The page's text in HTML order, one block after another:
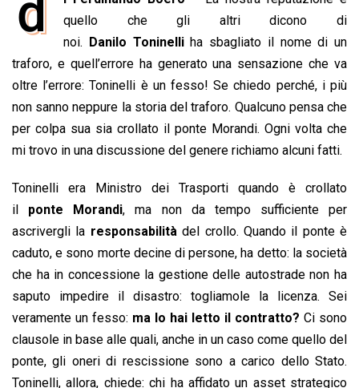
e
o
o
k
t
s
A
p
p
e
d
I
n
e
a
d
s
l
L
i
n
k
n
t
d
quello che gli altri dicono di
noi.
Danilo Toninelliha sbagliato il nome di un
traforo, e quell’errore ha generato una sensazione che va
oltre l’errore: Toninelli è un fesso! Se chiedo perché, i più
non sanno neppure la storia del traforo. Qualcuno pensa che
per colpa sua sia crollato il ponte Morandi. Ogni volta che
mi trovo in una discussione del genere richiamo alcuni fatti.
Toninelli era Ministro dei Trasporti quando è crollato
il
ponte Morandi, ma non da tempo sufficiente per
ascrivergli la responsabilitàdel crollo. Quando il ponte è
caduto, e sono morte decine di persone, ha detto: la società
che ha in concessione la gestione delle autostrade non ha
saputo impedire il disastro: togliamole la licenza. Sei
veramente un fesso: ma lo hai letto il contratto? Ci sono
clausole in base alle quali, anche in un caso come quello del
ponte, gli oneri di rescissione sono a carico dello Stato.
Toninelli, allora, chiede: chi ha affidato un asset strategico